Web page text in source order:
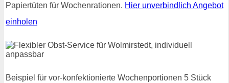
Papiertüten für Wochenrationen. Hier unverbindlich Angebot
einholen
Beispiel für vor-konfektionierte Wochenportionen 5 Stück